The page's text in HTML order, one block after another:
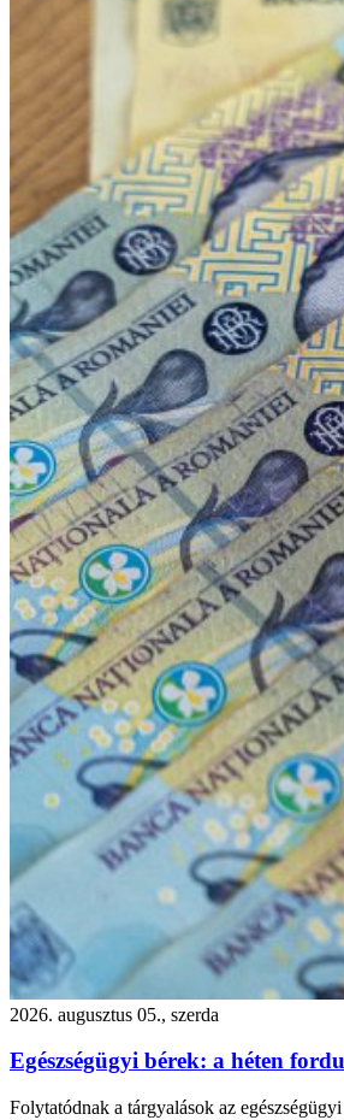
2026. augusztus 05., szerda
Egészségügyi bérek: a héten
Folytatódnak a tárgyalások az